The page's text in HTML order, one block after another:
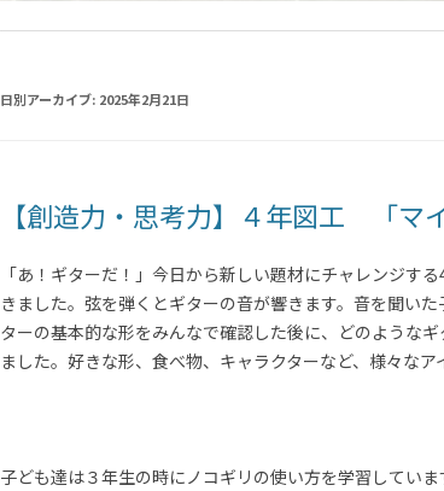
日別アーカイブ: 2025年2月21日
【創造力・思考力】４年図工 「マ
「あ！ギターだ！」今日から新しい題材にチャレンジす
きました。弦を弾くとギターの音が響きます。音を聞い
ターの基本的な形をみんなで確認した後に、どのような
ました。好きな形、食べ物、キャラクターなど、様々なア
子ども達は３年生の時にノコギリの使い方を学習してい